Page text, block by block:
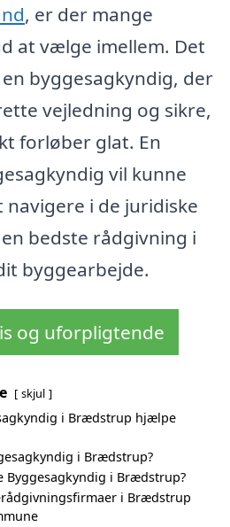
, er der mange
at vælge imellem. Det
byggesagkyndig, der
vejledning og sikre,
forløber glat. En
vil kunne
i de juridiske
bedste rådgivning i
byggearbejde.
og uforpligtende
skjul
i Brædstrup hjælpe
i Brædstrup?
Byggesagkyndig i Brædstrup?
i Brædstrup